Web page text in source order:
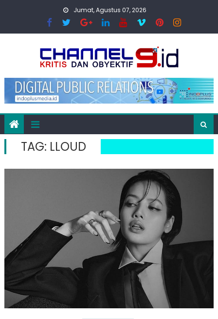
Jumat, Agustus 07, 2026
TAG: LLOUD